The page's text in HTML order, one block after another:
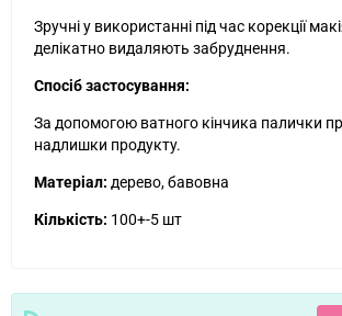
Зручні у використанні під час корекції
делікатно видаляють забруднення.
Спосіб застосування:
За допомогою ватного кінчика палички
надлишки продукту.
Матеріал: дерево, бавовна
Кількість: 100+-5 шт